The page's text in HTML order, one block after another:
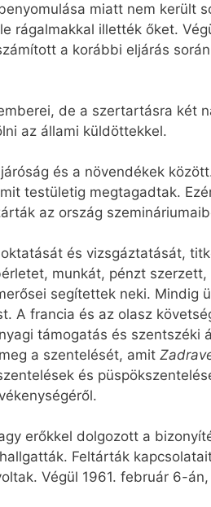
miatt nem került
rágalmakkal illették őket.
a korábbi eljárás
de a szertartásra két
az állami küldöttekkel.
és a növendékek
testületig megtagadtak.
az ország
és vizsgáztatását,
munkát, pénzt
segítettek neki. Mindig
A francia és az olasz
támogatás és szentszéki
a szentelését, amit
és
erőkkel dolgozott a
Feltárták
Végül 1961. február 6-